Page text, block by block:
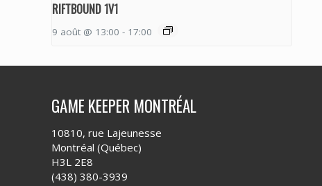
RIFTBOUND 1V1
9 août @ 13:00 - 17:00
GAME KEEPER MONTRÉAL
10810, rue Lajeunesse
Montréal (Québec)
H3L 2E8
(438) 380-3939